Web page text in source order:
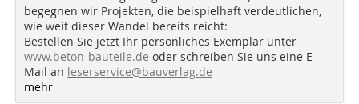
begegnen wir Projekten, die beispielhaft verdeutlichen,
wie weit dieser Wandel bereits reicht:
Bestellen Sie jetzt Ihr persönliches Exemplar unter
www.beton-bauteile.de oder schreiben Sie uns eine E-
Mail an leserservice@bauverlag.de
mehr